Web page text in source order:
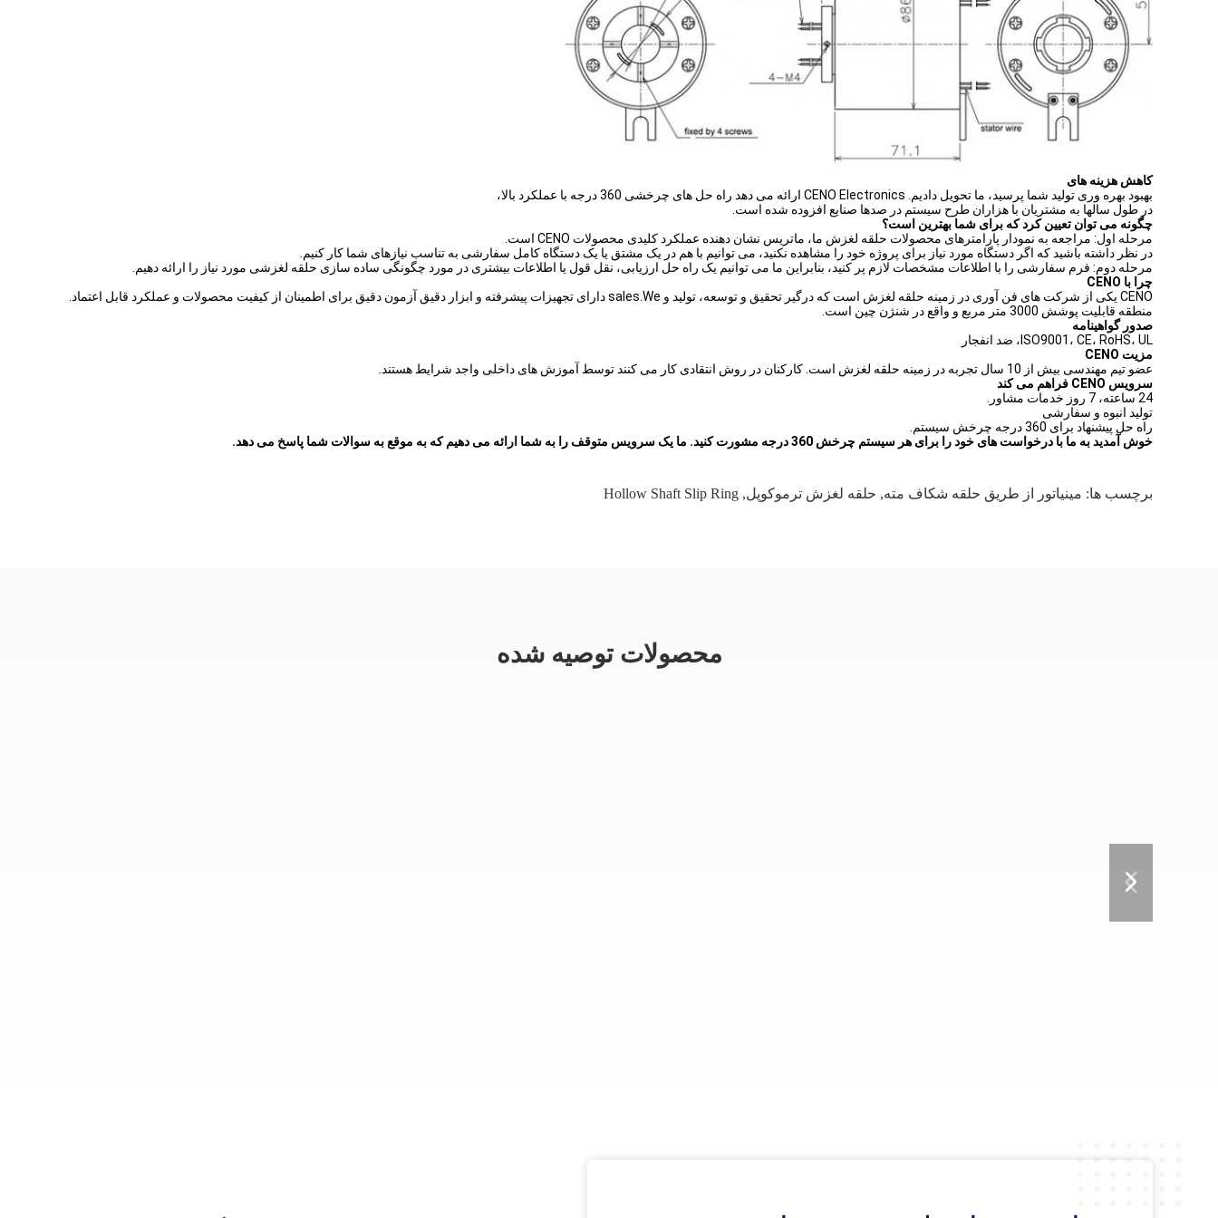
کاهش هزینه های
بهبود بهره وری تولید شما پرسید، ما تحویل دادیم. CENO Electronics ارائه می دهد راه حل های چرخشی 360 درجه با عملکرد بالا،
در طول سالها به مشتریان با هزاران طرح سیستم در صدها صنایع افزوده شده است.
چگونه می توان تعیین کرد که برای شما بهترین است؟
مرحله اول: مراجعه به نمودار پارامترهای محصولات حلقه لغزش ما، ماتریس نشان دهنده عملکرد کلیدی محصولات CENO است.
در نظر داشته باشید که اگر دستگاه مورد نیاز برای پروژه خود را مشاهده نکنید، می توانیم با هم در یک مشتق یا یک دستگاه کامل سفارشی به تناسب نیازهای شما کار کنیم.
مرحله دوم: فرم سفارشی را با اطلاعات مشخصات لازم پر کنید، بنابراین ما می توانیم یک راه حل ارزیابی، نقل قول یا اطلاعات بیشتری در مورد چگونگی ساده سازی حلقه لغزشی مورد نیاز را ارائه دهیم.
چرا با CENO
CENO یکی از شرکت های فن آوری در زمینه حلقه لغزش است که درگیر تحقیق و توسعه، تولید و sales.We دارای تجهیزات پیشرفته و ابزار دقیق آزمون دقیق برای اطمینان از کیفیت محصولات و عملکرد قابل اعتماد.
منطقه قابلیت پوشش 3000 متر مربع و واقع در شنژن چین است.
صدور گواهینامه
ISO9001، CE، RoHS، UL، ضد انفجار
مزیت CENO
عضو تیم مهندسی بیش از 10 سال تجربه در زمینه حلقه لغزش است. کارکنان در روش انتقادی کار می کنند توسط آموزش های داخلی واجد شرایط هستند.
سرویس CENO فراهم می کند
24 ساعته، 7 روز خدمات مشاور.
تولید انبوه و سفارشی
راه حل پیشنهاد برای 360 درجه چرخش سیستم.
خوش آمدید به ما با درخواست های خود را برای هر سیستم چرخش 360 درجه مشورت کنید. ما یک سرویس متوقف را به شما ارائه می دهیم که به موقع به سوالات شما پاسخ می دهد.
برچسب ها: مینیاتور از طریق حلقه شکاف مته, حلقه لغزش ترموکوپل,
Hollow Shaft Slip Ring
محصولات توصیه شده